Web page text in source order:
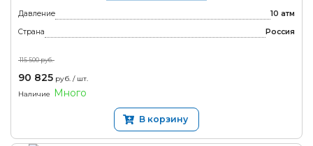
♦ Вместо возврата денежных средств вы можете выбрать
гарантийный ремонт или обмен товара.
Если у Вас возникла необходимость обменять
или вернуть товар, пожалуйста, свяжитесь с
нами по телефону 8-800-7777-236 или
Давление
10 атм
Страна
Россия
115 500 руб.
90 825 руб. / шт.
Наличие
Много
В корзину